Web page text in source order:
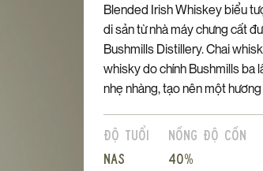
Blended Irish Whiskey biểu
di sản từ nhà máy chưng cất
Bushmills Distillery. Chai
whisky do chính Bushmills ba
nhẹ nhàng, tạo nên một
Độ tuổi
NAS
Nồng độ cồn
40%